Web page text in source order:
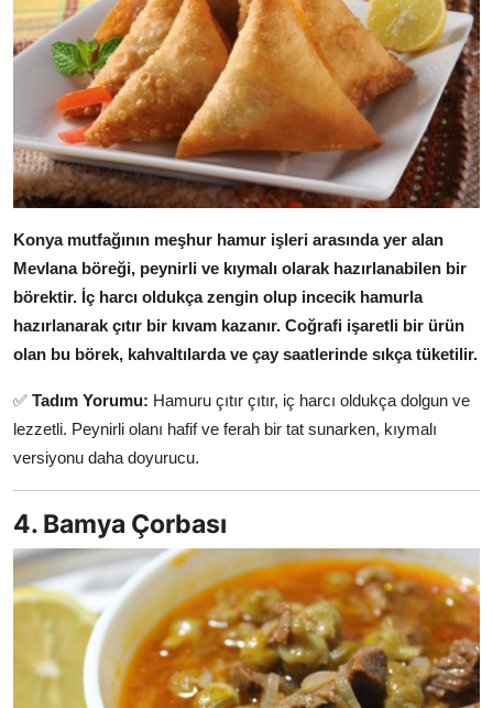
Konya mutfağının meşhur hamur işleri arasında yer alan
Mevlana böreği, peynirli ve kıymalı olarak hazırlanabilen bir
börektir. İç harcı oldukça zengin olup incecik hamurla
hazırlanarak çıtır bir kıvam kazanır. Coğrafi işaretli bir ürün
olan bu börek, kahvaltılarda ve çay saatlerinde sıkça tüketilir.
✅ Tadım Yorumu: Hamuru çıtır çıtır, iç harcı oldukça dolgun ve
lezzetli. Peynirli olanı hafif ve ferah bir tat sunarken, kıymalı
versiyonu daha doyurucu.
4. Bamya Çorbası